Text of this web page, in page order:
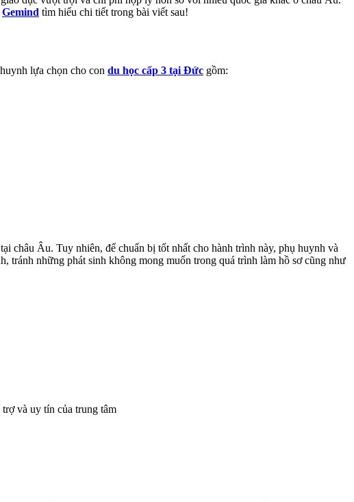
Gemind tìm hiểu chi tiết trong bài viết sau!
lựa chọn cho con du học cấp 3 tại Đức gồm:
châu Âu. Tuy nhiên, để chuẩn bị tốt nhất cho hành trình này, phụ huynh và
tránh những phát sinh không mong muốn trong quá trình làm hồ sơ cũng như
và uy tín của trung tâm